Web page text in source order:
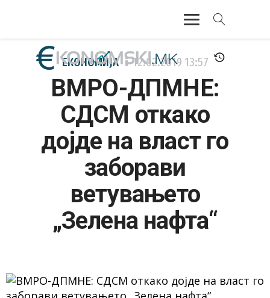
АКТУЕЛНО
ЕКОНОМИЈА
ФИНАНСИИ
БАНКАРСТВО
МОЗАИК
ЕКОНОМИЈА 12.02.2019 13:57
ВМРО-ДПМНЕ:
СДСМ откако
дојде на власт го
заборави
ветувањето
„Зелена нафта“